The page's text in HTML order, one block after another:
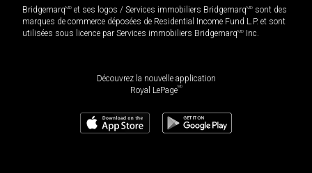
BridgemarqMD et ses logos / Services immobiliers BridgemarqMD sont des
marques de commerce déposées de Residential Income Fund L.P. et sont
utilisées sous licence par Services immobiliers BridgemarqMD Inc.
Découvrez la nouvelle application
Royal LePageMD